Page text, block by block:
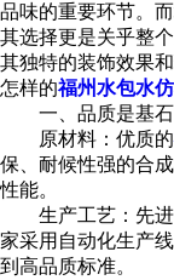
品味的重要环节。
其选择更是关乎整
其独特的装饰效果
怎样的福州水包水
一、品质是基石
原材料：优质的
保、耐候性强的合
性能。
生产工艺：先进
家采用自动化生产
到高品质标准。